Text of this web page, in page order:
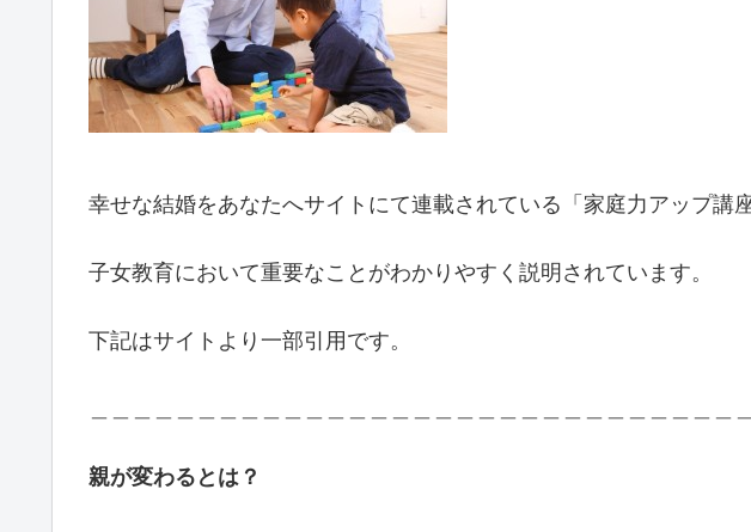
幸せな結婚をあなたへサイトにて連載されている「家庭力アップ講
子女教育において重要なことがわかりやすく説明されています。
下記はサイトより一部引用です。
親が変わるとは？